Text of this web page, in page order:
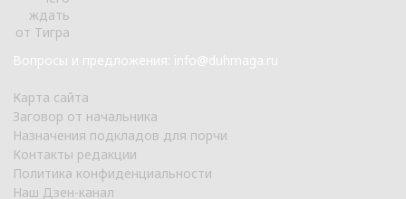
Вопросы и предложения: info@duhmaga.ru
Карта сайта
Заговор от начальника
Назначения подкладов для порчи
Контакты редакции
Политика конфиденциальности
Наш Дзен-канал